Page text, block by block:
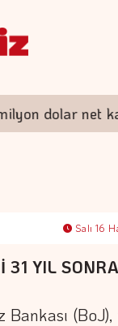
dolar net kar
Salı 16
31 YIL
Bankası